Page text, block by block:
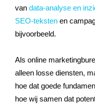
van data-analyse en
SEO-teksten en
bijvoorbeeld.
Als online
alleen losse diensten,
hoe dat goede
hoe wij samen dat